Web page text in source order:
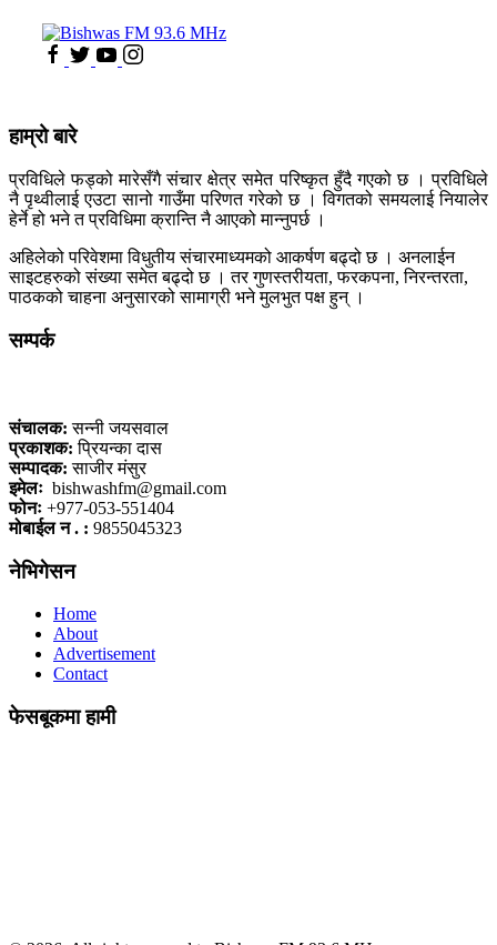
हाम्रो बारे
प्रविधिले फड्को मारेसँगै संचार क्षेत्र समेत परिष्कृत हुँदै गएको छ । प्रविधिले
नै पृथ्वीलाई एउटा सानो गाउँमा परिणत गरेको छ । विगतको समयलाई नियालेर
हेर्ने हो भने त प्रविधिमा क्रान्ति नै आएको मान्नुपर्छ ।
अहिलेको परिवेशमा विधुतीय संचारमाध्यमको आकर्षण बढ्दो छ । अनलाईन
साइटहरुको संख्या समेत बढ्दो छ । तर गुणस्तरीयता, फरकपना, निरन्तरता,
पाठकको चाहना अनुसारको सामाग्री भने मुलभुत पक्ष हुन् ।
सम्पर्क
संचालक: सन्नी जयसवाल
प्रकाशक: प्रियन्का दास
सम्पादक: साजीर मंसुर
इमेलः bishwashfm@gmail.com
फोनः +977-053-551404
मोबाईल न . : 9855045323
नेभिगेसन
Home
About
Advertisement
Contact
फेसबूकमा हामी